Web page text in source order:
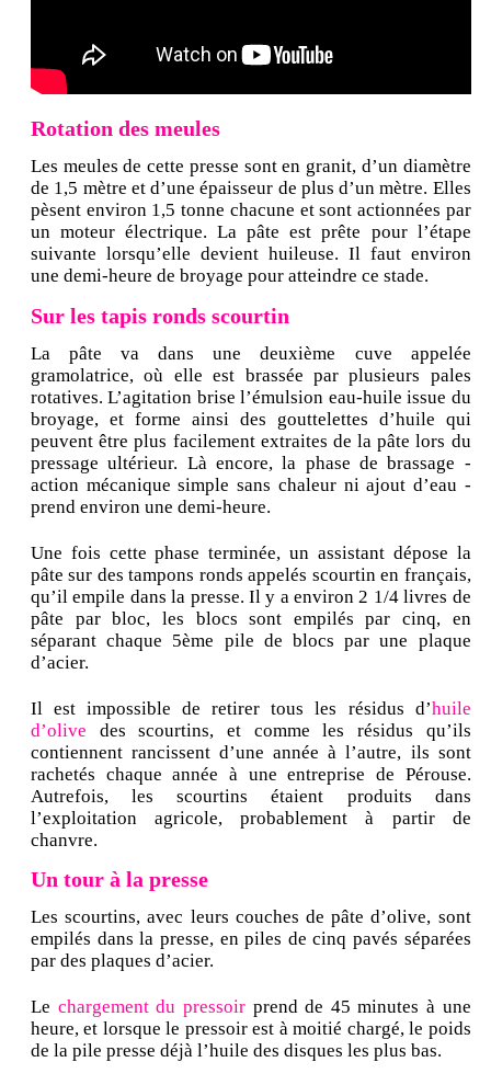
Rotation des meules
Les meules de cette presse sont en granit, d’un diamètre
de 1,5 mètre et d’une épaisseur de plus d’un mètre. Elles
pèsent environ 1,5 tonne chacune et sont actionnées par
un moteur électrique. La pâte est prête pour l’étape
suivante lorsqu’elle devient huileuse. Il faut environ
une demi-heure de broyage pour atteindre ce stade.
Sur les tapis ronds scourtin
La pâte va dans une deuxième cuve appelée
gramolatrice, où elle est brassée par plusieurs pales
rotatives. L’agitation brise l’émulsion eau-huile issue du
broyage, et forme ainsi des gouttelettes d’huile qui
peuvent être plus facilement extraites de la pâte lors du
pressage ultérieur. Là encore, la phase de brassage -
action mécanique simple sans chaleur ni ajout d’eau -
prend environ une demi-heure.
Une fois cette phase terminée, un assistant dépose la
pâte sur des tampons ronds appelés scourtin en français,
qu’il empile dans la presse. Il y a environ 2 1/4 livres de
pâte par bloc, les blocs sont empilés par cinq, en
séparant chaque 5ème pile de blocs par une plaque
d’acier.
Il est impossible de retirer tous les résidus d’huile
d’olive des scourtins, et comme les résidus qu’ils
contiennent rancissent d’une année à l’autre, ils sont
rachetés chaque année à une entreprise de Pérouse.
Autrefois, les scourtins étaient produits dans
l’exploitation agricole, probablement à partir de
chanvre.
Un tour à la presse
Les scourtins, avec leurs couches de pâte d’olive, sont
empilés dans la presse, en piles de cinq pavés séparées
par des plaques d’acier.
Le chargement du pressoirprend de 45 minutes à une
heure, et lorsque le pressoir est à moitié chargé, le poids
de la pile presse déjà l’huile des disques les plus bas.